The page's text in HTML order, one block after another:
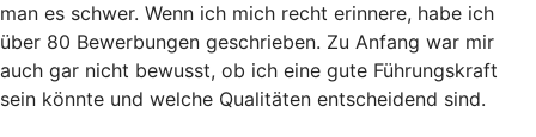
man es schwer. Wenn ich mich recht erinnere, habe ich
über 80 Bewerbungen geschrieben. Zu Anfang war mir
auch gar nicht bewusst, ob ich eine gute Führungskraft
sein könnte und welche Qualitäten entscheidend sind.